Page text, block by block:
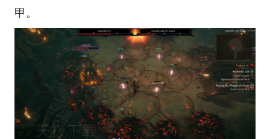
甲。